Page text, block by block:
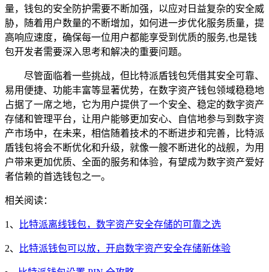
量，钱包的安全防护需要不断加强，以应对日益复杂的安全威
胁，随着用户数量的不断增加，如何进一步优化服务质量，提
高响应速度，确保每一位用户都能享受到优质的服务,也是钱
包开发者需要深入思考和解决的重要问题。
尽管面临着一些挑战，但比特派盾钱包凭借其安全可靠、
易用便捷、功能丰富等显著优势，在数字资产钱包领域稳稳地
占据了一席之地，它为用户提供了一个安全、稳定的数字资产
存储和管理平台，让用户能够更加安心、自信地参与到数字资
产市场中，在未来，相信随着技术的不断进步和完善，比特派
盾钱包将会不断优化和升级，就像一艘不断进化的战舰，为用
户带来更加优质、全面的服务和体验，有望成为数字资产爱好
者信赖的首选钱包之一。
相关阅读：
1、 比特派离线钱包，数字资产安全存储的可靠之选
2、 比特派钱包可以放，开启数字资产安全存储新体验